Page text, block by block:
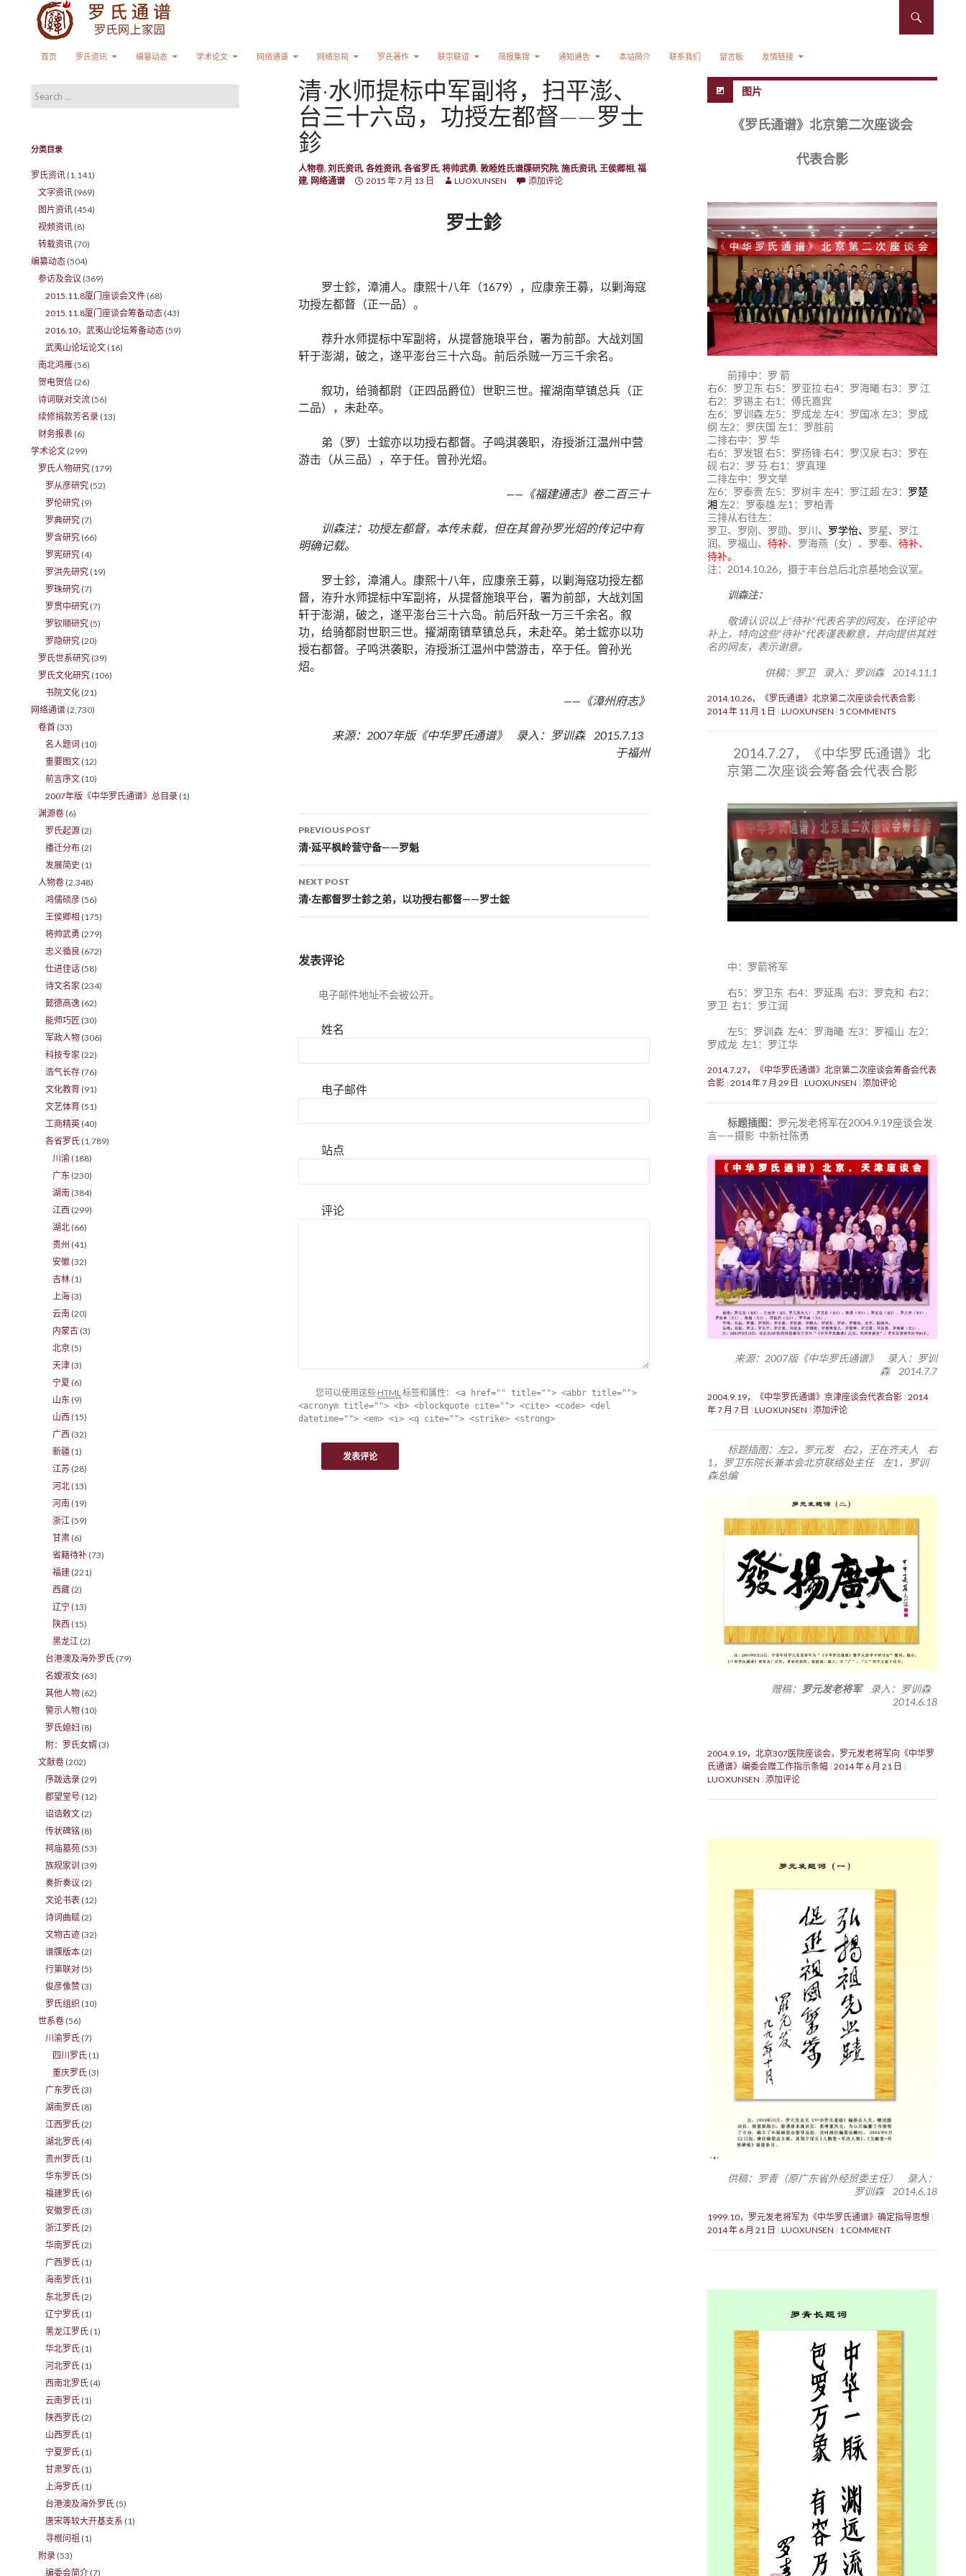
首页
罗氏资讯 编纂动态 学术论文 网络通谱 网络总祠 罗氏著作 联宗联谊 简报集锦 通知通告 本站简介 联系我们 留言板 友情链接
清·水师提标中军副将，扫平澎、
台三十六岛，功授左都督——罗士
鉁
人物卷, 刘氏资讯, 各姓资讯, 各省罗氏, 将帅武勇, 敦睦姓氏谱牒研究院, 施氏资讯, 王侯卿相, 福
建, 网络通谱 2015 年 7 月 13 日 LUOXUNSEN 添加评论
罗士鉁
罗士鉁，漳浦人。康熙十八年（1679），应康亲王募，以剿海寇
功授左都督（正一品）。
荐升水师提标中军副将，从提督施琅平台，署为前部。大战刘国
轩于澎湖，破之，遂平澎台三十六岛。前后杀贼一万三千余名。
叙功，给骑都尉（正四品爵位）世职三世。擢湖南草镇总兵（正
二品），未赴卒。
弟（罗）士鋐亦以功授右都督。子鸣淇袭职，洊授浙江温州中营
游击（从三品），卒于任。曾孙光炤。
——《福建通志》卷二百三十
训森注：功授左都督，本传未载，但在其曾孙罗光炤的传记中有
明确记载。
罗士鉁，漳浦人。康熙十八年，应康亲王募，以剿海寇功授左都
督，洊升水师提标中军副将，从提督施琅平台，署为前部，大战刘国
轩于澎湖，破之，遂平澎台三十六岛。前后歼敌一万三千余名。叙
功，给骑都尉世职三世。擢湖南镇草镇总兵，未赴卒。弟士鋐亦以功
授右都督。子鸣洪袭职，洊授浙江温州中营游击，卒于任。曾孙光
炤。
——《漳州府志》
来源：2007年版《中华罗氏通谱》 录入：罗训森 2015.7.13
于福州
Post navigation
PREVIOUS POST
清·延平枫岭营守备——罗魁
NEXT POST
清·左都督罗士鉁之弟，以功授右都督——罗士鋐
发表评论
电子邮件地址不会被公开。
姓名
电子邮件
站点
评论
您可以使用这些 HTML标签和属性： <a href="" title=""> <abbr title="">
<acronym title=""> <b> <blockquote cite=""> <cite> <code> <del
datetime=""> <em> <i> <q cite=""> <strike> <strong>
图片
《罗氏通谱》北京第二次座谈会
代表合影
前排中：罗 箭
右6：罗卫东 右5：罗亚拉 右4：罗海曦 右3：罗 江
右2：罗锡主 右1：傅氏嘉宾
左6：罗训森 左5：罗成龙 左4：罗国冰 左3：罗成
纲 左2：罗庆国 左1：罗胜前
二排右中：罗 华
右6：罗发银 右5：罗扬锋 右4：罗汉泉 右3：罗在
砚 右2：罗 芬 右1：罗真理
二排左中：罗文举
左6：罗泰贵 左5：罗树丰 左4：罗江超 左3： 罗楚
湘 左2：罗泰雄 左1：罗柏青
三排从右往左：
罗卫、罗刚、罗勋、罗川、 罗学怡、 罗星、罗江
润、罗福山、 待补、罗海燕（女）、罗奉、 待补、
待补。
注：2014.10.26，摄于丰台总后北京基地会议室。
训森注：
敬请认识以上“待补”代表名字的网友，在评论中
补上，特向这些“待补”代表谨表歉意，并向提供其姓
名的网友，表示谢意。
供稿：罗卫 录入：罗训森 2014.11.1
2014.10.26，《罗氏通谱》北京第二次座谈会代表合影
2014 年 11 月 1 日
LUOXUNSEN 5 COMMENTS
2014.7.27，《中华罗氏通谱》北
京第二次座谈会筹备会代表合影
中：罗箭将军
右5：罗卫东 右4：罗延禹 右3：罗克和 右2：
罗卫 右1：罗江润
左5：罗训森 左4：罗海曦 左3：罗福山 左2：
罗成龙 左1：罗江华
2014.7.27，《中华罗氏通谱》北京第二次座谈会筹备会代表
合影 2014 年 7 月 29 日 LUOXUNSEN 添加评论
标题插图： 罗元发老将军在2004.9.19座谈会发
言——摄影 中新社陈勇
来源：2007版《中华罗氏通谱》 录入：罗训
森 2014.7.7
2004.9.19，《中华罗氏通谱》京津座谈会代表合影 2014
年 7 月 7 日
LUOXUNSEN 添加评论
标题插图：左2，罗元发 右2，王在齐夫人 右
1，罗卫东院长兼本会北京联络处主任 左1，罗训
森总编
赠稿： 罗元发老将军录入：罗训森
2014.6.18
2004.9.19，北京307医院座谈会，罗元发老将军向《中华罗
氏通谱》编委会赠工作指示条幅 2014 年 6 月 21 日
LUOXUNSEN 添加评论
供稿：罗青（原广东省外经贸委主任） 录入：
罗训森 2014.6.18
1999.10，罗元发老将军为《中华罗氏通谱》确定指导思想
2014 年 6 月 21 日
LUOXUNSEN 1 COMMENT
Search for:
分类目录
罗氏资讯 (1,141)
文字资讯 (969)
图片资讯 (454)
视频资讯 (8)
转载资讯 (70)
编纂动态 (504)
参访及会议 (369)
2015.11.8厦门座谈会文件 (68)
2015.11.8厦门座谈会筹备动态 (43)
2016.10，武夷山论坛筹备动态 (59)
武夷山论坛论文 (16)
南北鸿雁 (56)
贺电贺信 (26)
诗词联对交流 (56)
续修捐款芳名录 (13)
财务报表 (6)
学术论文 (299)
罗氏人物研究 (179)
罗从彦研究 (52)
罗伦研究 (9)
罗典研究 (7)
罗含研究 (66)
罗宪研究 (4)
罗洪先研究 (19)
罗珠研究 (7)
罗贯中研究 (7)
罗钦顺研究 (5)
罗隐研究 (20)
罗氏世系研究 (39)
罗氏文化研究 (106)
书院文化 (21)
网络通谱 (2,730)
卷首 (33)
名人题词 (10)
重要图文 (12)
前言序文 (10)
2007年版《中华罗氏通谱》总目录 (1)
渊源卷 (6)
罗氏起源 (2)
播迁分布 (2)
发展简史 (1)
人物卷 (2,348)
鸿儒硕彦 (56)
王侯卿相 (175)
将帅武勇 (279)
忠义循良 (672)
仕进佳话 (58)
诗文名家 (234)
懿德高逸 (62)
能师巧匠 (30)
军政人物 (306)
科技专家 (22)
浩气长存 (76)
文化教育 (91)
文艺体育 (51)
工商精英 (40)
各省罗氏 (1,789)
川渝 (188)
广东 (230)
湖南 (384)
江西 (299)
湖北 (66)
贵州 (41)
安徽 (32)
吉林 (1)
上海 (3)
云南 (20)
内蒙古 (3)
北京 (5)
天津 (3)
宁夏 (6)
山东 (9)
山西 (15)
广西 (32)
新疆 (1)
江苏 (28)
河北 (13)
河南 (19)
浙江 (59)
甘肃 (6)
省籍待补 (73)
福建 (221)
西藏 (2)
辽宁 (13)
陕西 (15)
黑龙江 (2)
台港澳及海外罗氏 (79)
名嫒淑女 (63)
其他人物 (62)
警示人物 (10)
罗氏媳妇 (8)
附：罗氏女婿 (3)
文献卷 (202)
序跋选录 (29)
郡望堂号 (12)
诏诰敕文 (2)
传状碑铭 (8)
祠庙墓苑 (53)
族规家训 (39)
奏折奏议 (2)
文论书表 (12)
诗词曲赋 (2)
文物古迹 (32)
谱牒版本 (2)
行第联对 (5)
俊彦像赞 (3)
罗氏组织 (10)
世系卷 (56)
川渝罗氏 (7)
四川罗氏 (1)
重庆罗氏 (3)
广东罗氏 (3)
湖南罗氏 (8)
江西罗氏 (2)
湖北罗氏 (4)
贵州罗氏 (1)
华东罗氏 (5)
福建罗氏 (6)
安徽罗氏 (3)
浙江罗氏 (2)
华南罗氏 (2)
广西罗氏 (1)
海南罗氏 (1)
东北罗氏 (2)
辽宁罗氏 (1)
黑龙江罗氏 (1)
华北罗氏 (1)
河北罗氏 (1)
西南北罗氏 (4)
云南罗氏 (1)
陕西罗氏 (2)
山西罗氏 (1)
宁夏罗氏 (1)
甘肃罗氏 (1)
上海罗氏 (1)
台港澳及海外罗氏 (5)
唐宋等较大开基支系 (1)
寻根问祖 (1)
附录 (53)
编委会简介 (7)